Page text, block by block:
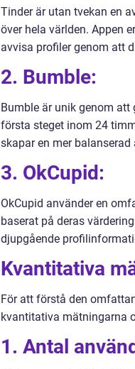
Tinder är utan tvekan en
över hela världen. Appen
avvisa profiler genom att
2. Bumble:
Bumble är unik genom
första steget inom 24
skapar en mer balanserad
3. OkCupid:
OkCupid använder en
baserat på deras
djupgående
Kvantitativa
För att förstå den
kvantitativa mätningarna
1. Antal